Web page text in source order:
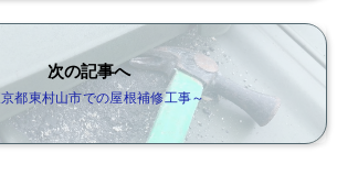
次の記事へ
都東村山市での屋根補修工事～